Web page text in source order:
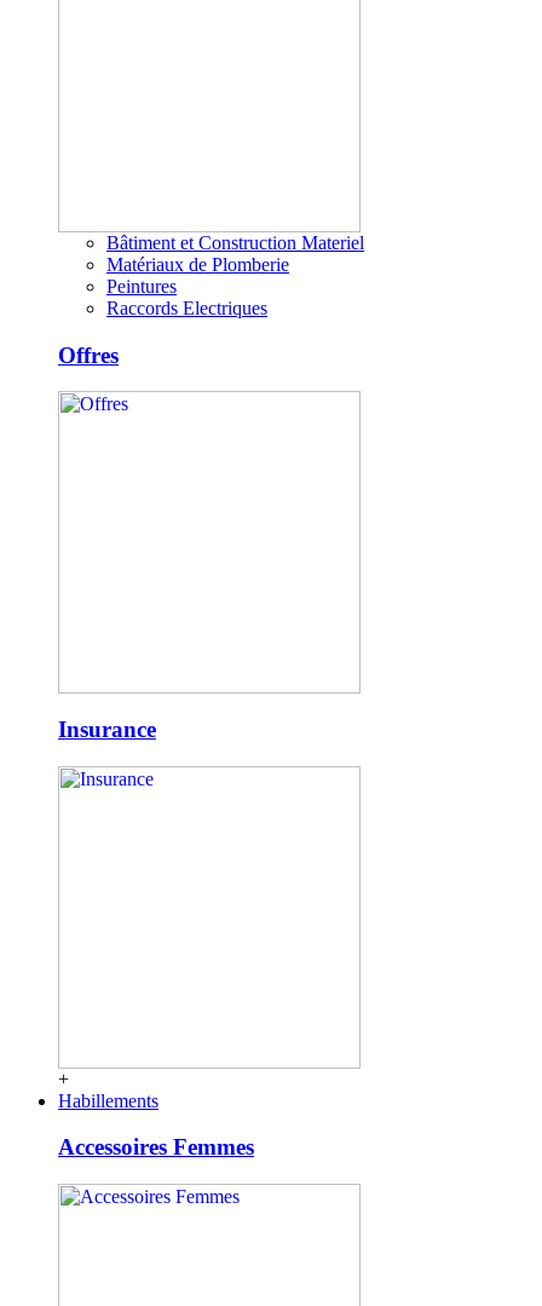
Bâtiment et Construction Materiel
Matériaux de Plomberie
Peintures
Raccords Electriques
Offres
Insurance
+
Habillements
Accessoires Femmes